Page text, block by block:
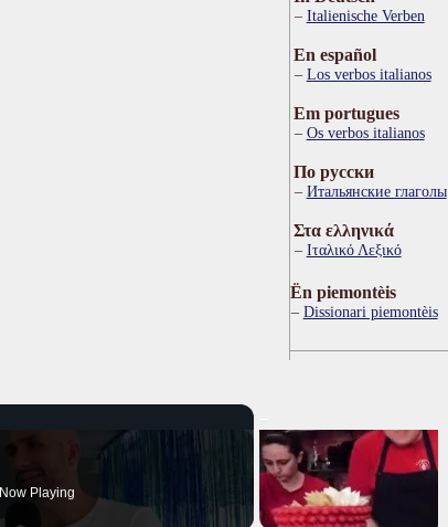
Italienische Verben
En español
Los verbos italianos
Em portugues
Os verbos italianos
По русски
Итальянские глаголы
Στα ελληνικά
Ιταλικό Λεξικό
Ën piemontèis
Dissionari piemontèis
Now Playing